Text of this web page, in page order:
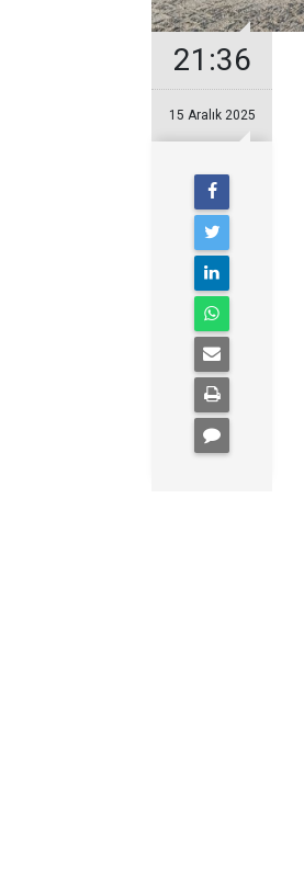
21:36
15 Aralık 2025